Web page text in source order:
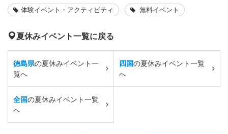
体験イベント・アクティビティ 無料イベント
夏休みイベント一覧に戻る
徳島県の夏休みイベント一
覧へ
四国の夏休みイベント一覧
へ
全国の夏休みイベント一覧
へ